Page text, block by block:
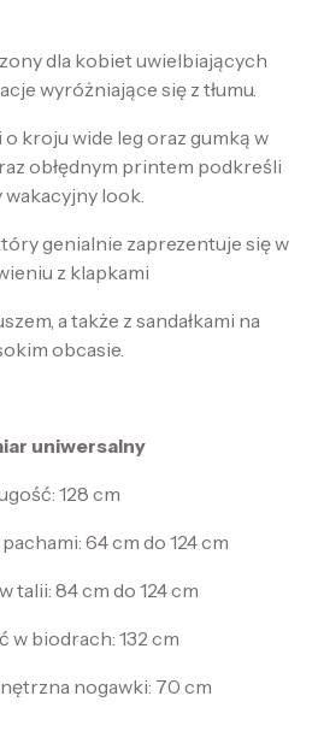
dla kobiet uwielbiających
wyróżniające się z tłumu.
kroju wide leg oraz gumką w
obłędnym printem podkreśli
wakacyjny look.
genialnie zaprezentuje się w
z klapkami
a także z sandałkami na
obcasie.
uniwersalny
128 cm
64 cm do 124 cm
talii: 84 cm do 124 cm
w biodrach: 132 cm
nogawki: 70 cm